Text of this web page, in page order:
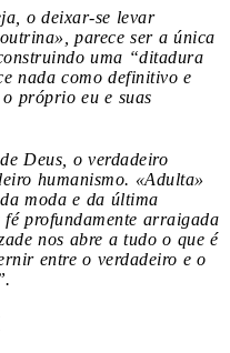
o deixar-se levar
parece ser a única
uma “ditadura
nada como definitivo e
próprio eu e suas
Deus, o verdadeiro
humanismo. «Adulta»
moda e da última
profundamente arraigada
nos abre a tudo o que é
entre o verdadeiro e o